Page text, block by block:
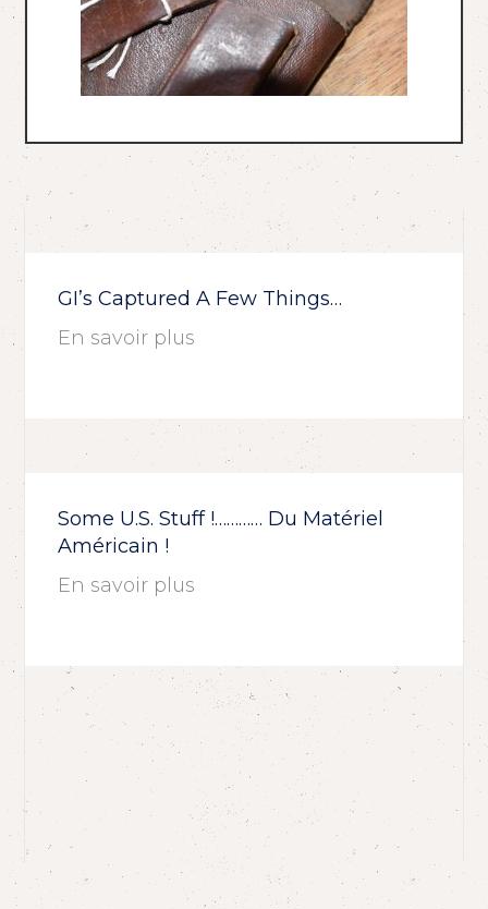
GI’s Captured A Few Things…
En savoir plus
Some U.S. Stuff !………… Du Matériel
Américain !
En savoir plus